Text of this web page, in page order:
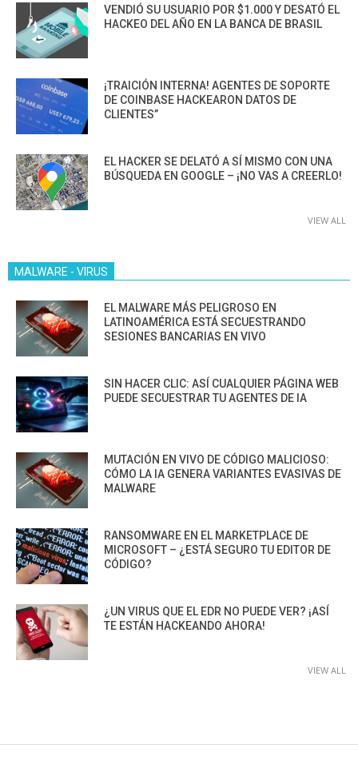
VENDIÓ SU USUARIO POR $1.000 Y DESATÓ EL
HACKEO DEL AÑO EN LA BANCA DE BRASIL
¡TRAICIÓN INTERNA! AGENTES DE SOPORTE
DE COINBASE HACKEARON DATOS DE
CLIENTES”
EL HACKER SE DELATÓ A SÍ MISMO CON UNA
BÚSQUEDA EN GOOGLE – ¡NO VAS A CREERLO!
VIEW ALL
MALWARE - VIRUS
EL MALWARE MÁS PELIGROSO EN
LATINOAMÉRICA ESTÁ SECUESTRANDO
SESIONES BANCARIAS EN VIVO
SIN HACER CLIC: ASÍ CUALQUIER PÁGINA WEB
PUEDE SECUESTRAR TU AGENTES DE IA
MUTACIÓN EN VIVO DE CÓDIGO MALICIOSO:
CÓMO LA IA GENERA VARIANTES EVASIVAS DE
MALWARE
RANSOMWARE EN EL MARKETPLACE DE
MICROSOFT – ¿ESTÁ SEGURO TU EDITOR DE
CÓDIGO?
¿UN VIRUS QUE EL EDR NO PUEDE VER? ¡ASÍ
TE ESTÁN HACKEANDO AHORA!
VIEW ALL